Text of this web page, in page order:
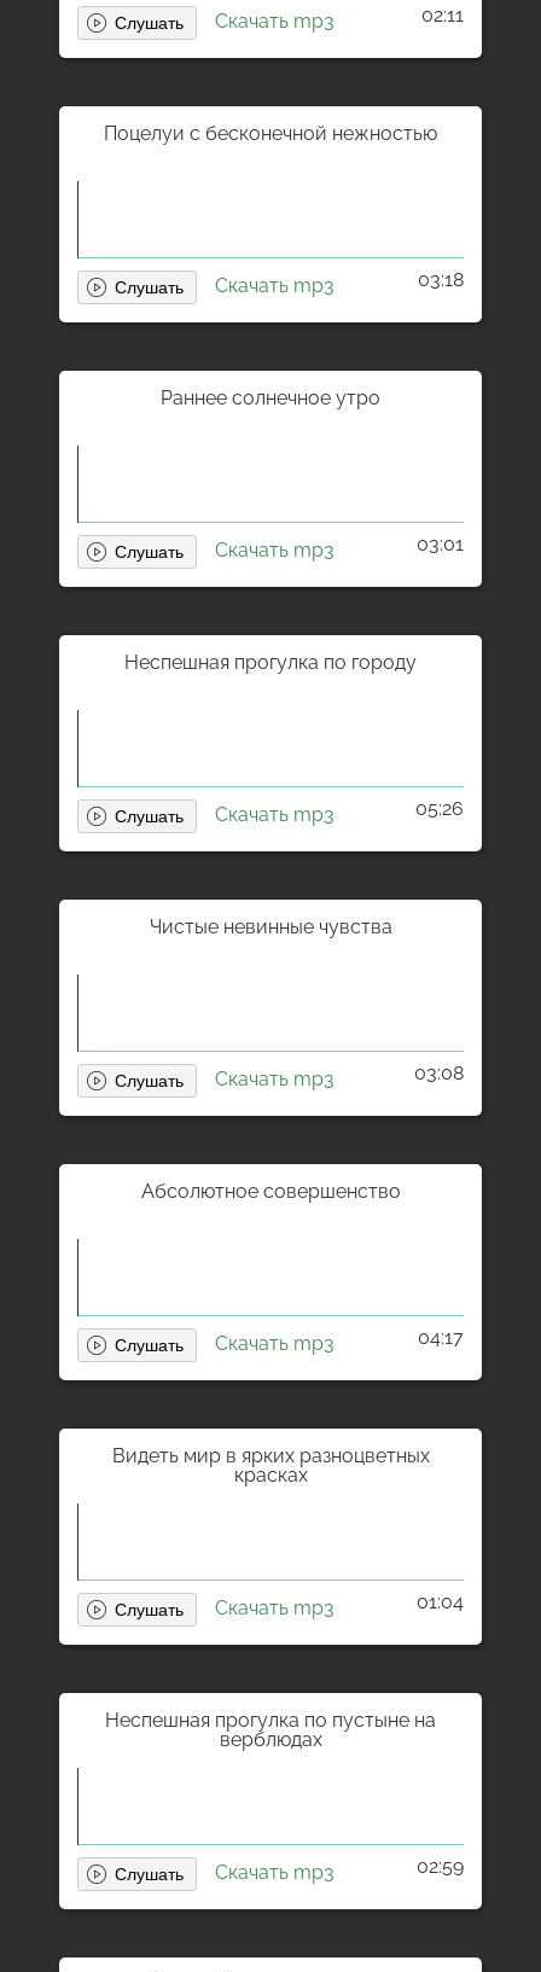
Скачать mp3 02:11
Поцелуи с бесконечной нежностью
Скачать mp3 03:18
Раннее солнечное утро
Скачать mp3 03:01
Неспешная прогулка по городу
Скачать mp3 05:26
Чистые невинные чувства
Скачать mp3 03:08
Абсолютное совершенство
Скачать mp3 04:17
Видеть мир в ярких разноцветных
красках
Скачать mp3 01:04
Неспешная прогулка по пустыне на
верблюдах
Скачать mp3 02:59